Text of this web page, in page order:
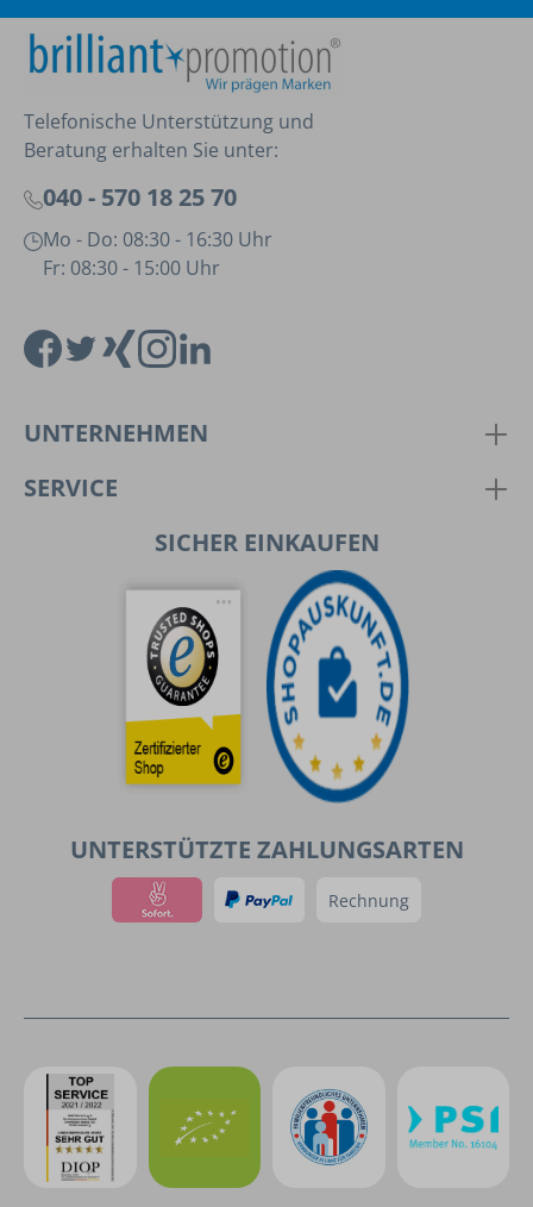
Telefonische Unterstützung und
Beratung erhalten Sie unter:
040 - 570 18 25 70
Mo - Do: 08:30 - 16:30 Uhr
Fr: 08:30 - 15:00 Uhr
UNTERNEHMEN
SERVICE
SICHER EINKAUFEN
UNTERSTÜTZTE ZAHLUNGSARTEN
Rechnung